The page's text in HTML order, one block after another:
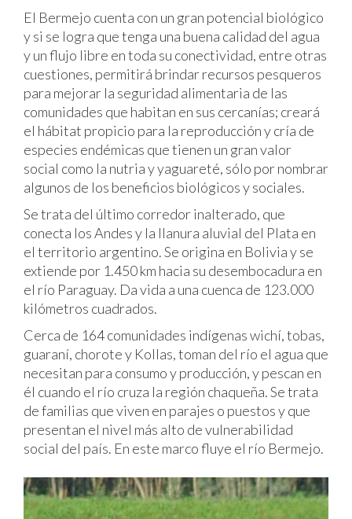
El Bermejo cuenta con un gran potencial biológico
y si se logra que tenga una buena calidad del agua
y un flujo libre en toda su conectividad, entre otras
cuestiones, permitirá brindar recursos pesqueros
para mejorar la seguridad alimentaria de las
comunidades que habitan en sus cercanías; creará
el hábitat propicio para la reproducción y cría de
especies endémicas que tienen un gran valor
social como la nutria y yaguareté, sólo por nombrar
algunos de los beneficios biológicos y sociales.
Se trata del último corredor inalterado, que
conecta los Andes y la llanura aluvial del Plata en
el territorio argentino. Se origina en Bolivia y se
extiende por 1.450 km hacia su desembocadura en
el río Paraguay. Da vida a una cuenca de 123.000
kilómetros cuadrados.
Cerca de 164 comunidades indígenas wichí, tobas,
guaraní, chorote y Kollas, toman del río el agua que
necesitan para consumo y producción, y pescan en
él cuando el río cruza la región chaqueña. Se trata
de familias que viven en parajes o puestos y que
presentan el nivel más alto de vulnerabilidad
social del país. En este marco fluye el río Bermejo.